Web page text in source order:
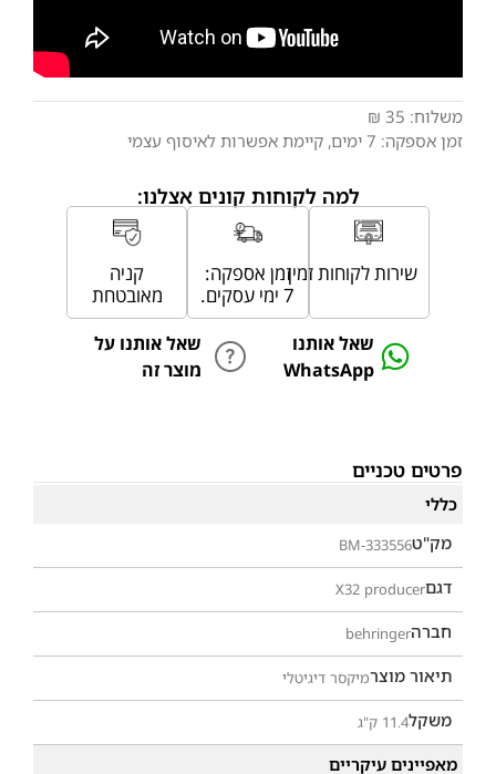
משלוח: 35 ₪
זמן אספקה: 7 ימים, קיימת אפשרות לאיסוף עצמי
למה לקוחות קונים אצלנו:
קניה
מאובטחת
זמן אספקה:
7 ימי עסקים.
שירות לקוחות זמין
שאל אותנו
WhatsApp
שאל אותנו על
מוצר זה
פרטים טכניים
כללי
מק"טBM-333556
דגםX32 producer
חברהbehringer
תיאור מוצרמיקסר דיגיטלי
משקל11.4 ק"ג
מאפיינים עיקריים